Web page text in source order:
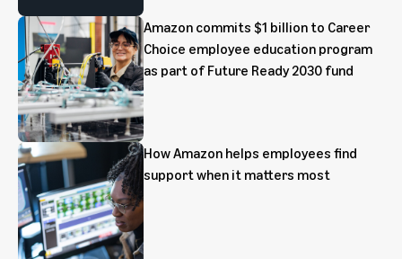
Amazon commits $1 billion to Career
Choice employee education program
as part of Future Ready 2030 fund
How Amazon helps employees find
support when it matters most